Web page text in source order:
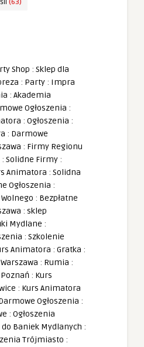
(63)
Shop : Sklep dla
: Party : Impra
: Akademia
Ogłoszenia :
: Ogłoszenia :
: Darmowe
: Firmy Regionu
: Solidne Firmy :
Animatora : Solidna
Ogłoszenia :
: Bezpłatne
: sklep
Mydlane :
: Szkolenie
Animatora : Gratka :
: Rumia :
: Kurs
: Kurs Animatora
Ogłoszenia :
: Ogłoszenia
do Baniek Mydlanych :
Trójmiasto :